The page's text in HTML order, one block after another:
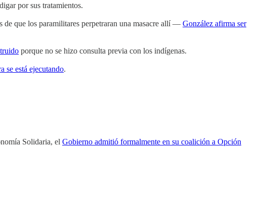
por sus tratamientos.
de que los paramilitares perpetraran una masacre allí — González afirma ser
porque no se hizo consulta previa con los indígenas.
se está ejecutando.
Solidaria, el Gobierno admitió formalmente en su coalición a Opción